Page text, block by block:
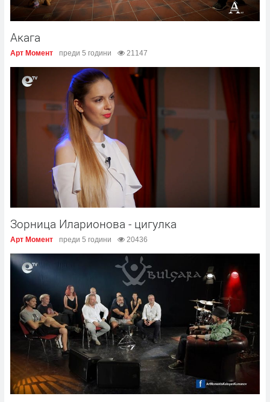
Акага
Арт Момент преди 5 години 21147
Зорница Иларионова - цигулка
Арт Момент преди 5 години 20436